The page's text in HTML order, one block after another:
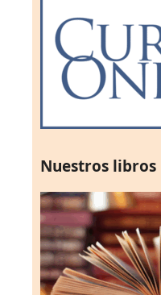
Nuestros libros